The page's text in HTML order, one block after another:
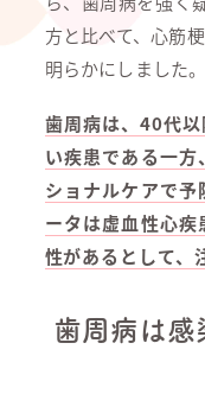
方と比べて、心筋
明らかにしました。
歯周病は、40代
い疾患である一
ショナルケアで
ータは虚血性心
性があるとして、
歯周病は感